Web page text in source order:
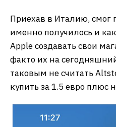
Приехав в Италию, смог
именно получилось и
Apple создавать свои
факто их на
таковым не считать
купить за 1.5 евро плюс